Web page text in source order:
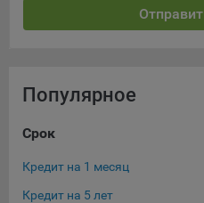
Популярное
Срок
Кредит на 1 месяц
Кредит на 5 лет